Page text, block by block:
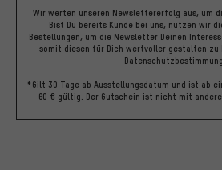
Wir werten unseren Newslettererfolg aus, um
Bist Du bereits Kunde bei uns, nutzen wir
Bestellungen, um die Newsletter Deinen
somit diesen für Dich wertvoller gestalten zu
*Gilt 30 Tage ab Ausstellungsdatum und ist ab
60 € gültig. Der Gutschein ist nicht mit